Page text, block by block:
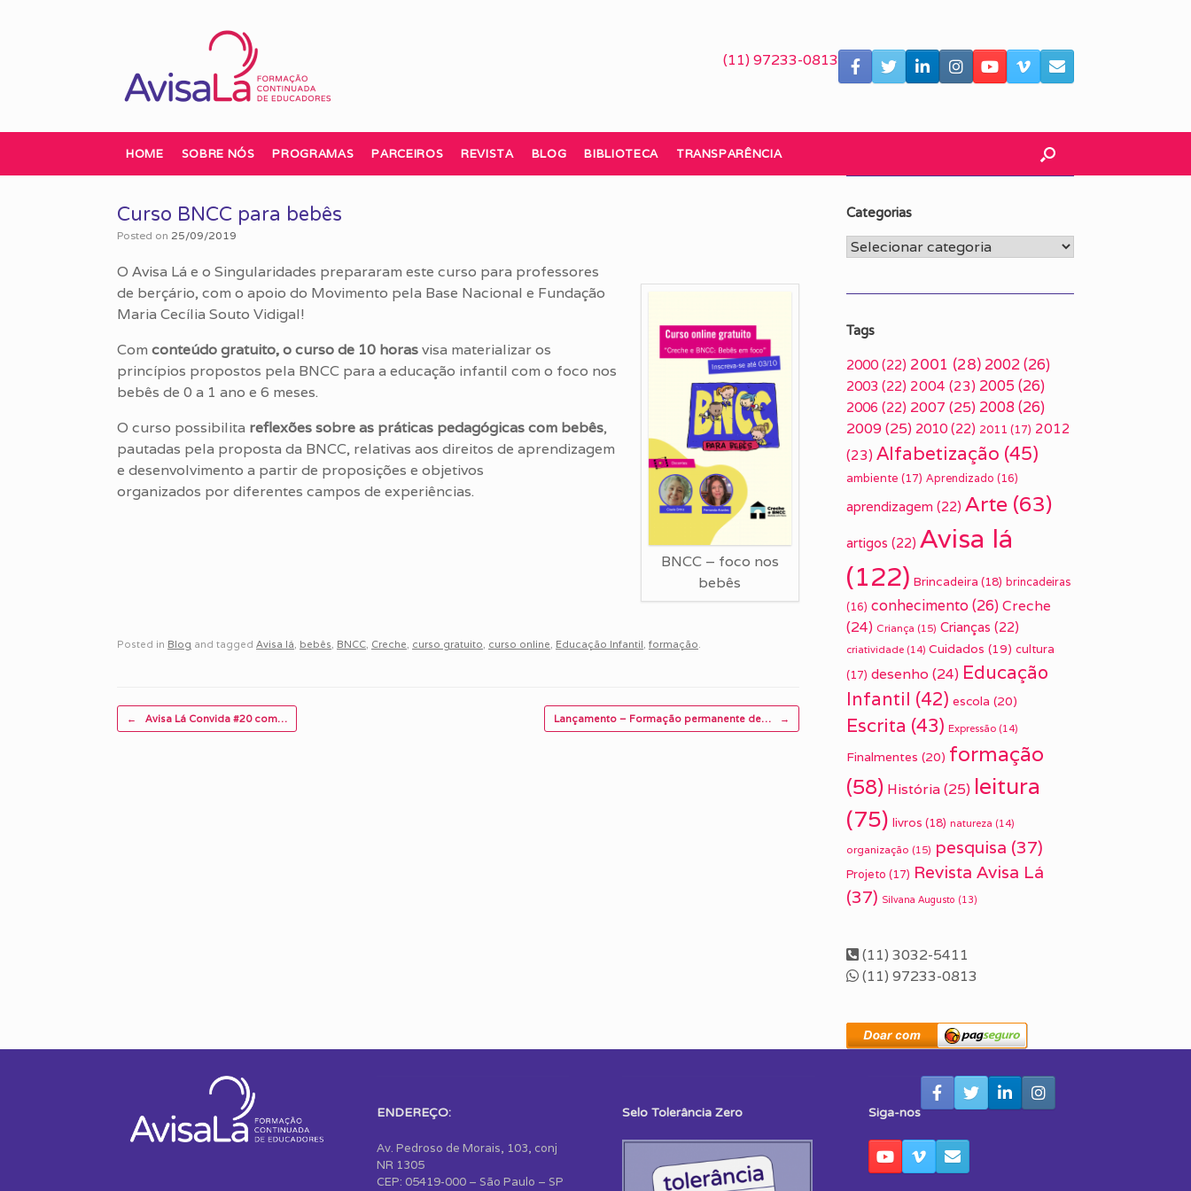
(11) 97233-0813
HOME SOBRE NÓS PROGRAMAS PARCEIROS REVISTA BLOG BIBLIOTECA TRANSPARÊNCIA
Curso BNCC para bebês
Posted on 25/09/2019
BNCC – foco nos
bebês
O Avisa Lá e o Singularidades prepararam este curso para professores
de berçário, com o apoio do Movimento pela Base Nacional e Fundação
Maria Cecília Souto Vidigal!
Com conteúdo gratuito, o curso de 10 horasvisa materializar os
princípios propostos pela BNCC para a educação infantil com o foco nos
bebês de 0 a 1 ano e 6 meses.
O curso possibilita reflexões sobre as práticas pedagógicas com bebês,
pautadas pela proposta da BNCC, relativas aos direitos de aprendizagem
e desenvolvimento a partir de proposições e objetivos
organizados por diferentes campos de experiências.
Posted in Blog and tagged Avisa lá, bebês, BNCC, Creche, curso gratuito, curso online, Educação Infantil, formação.
Post navigation
← Avisa Lá Convida #20 com… Lançamento – Formação permanente de… →
Categorias
Categorias
Tags
2000 (22) 2001 (28) 2002(26)
2003 (22) 2004 (23) 2005 (26)
2006 (22) 2007 (25) 2008(26)
2009(25) 2010 (22) 2011 (17) 2012
(23) Alfabetização (45)
ambiente (17) Aprendizado (16)
aprendizagem (22) Arte (63)
artigos (22) Avisa lá
(122) Brincadeira (18) brincadeiras
(16) conhecimento(26) Creche
(24) Criança (15) Crianças (22)
criatividade (14) Cuidados (19) cultura
(17) desenho (24) Educação
Infantil (42) escola (20)
Escrita (43) Expressão (14)
Finalmentes (20) formação
(58) História(25) leitura
(75) livros (18) natureza (14)
organização (15) pesquisa (37)
Projeto (17) Revista Avisa Lá
(37) Silvana Augusto (13)
(11) 3032-5411
(11) 97233-0813
ENDEREÇO:
Av. Pedroso de Morais, 103, conj
NR 1305
CEP: 05419-000 – São Paulo – SP
Selo Tolerância Zero Siga-nos